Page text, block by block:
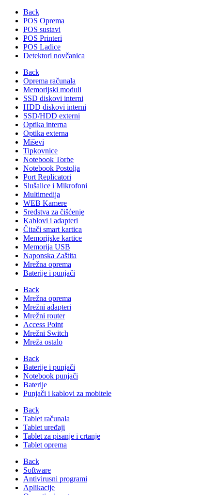
Back
POS Oprema
POS sustavi
POS Printeri
POS Ladice
Detektori novčanica
Back
Oprema računala
Memorijski moduli
SSD diskovi interni
HDD diskovi interni
SSD/HDD externi
Optika interna
Optika externa
Miševi
Tipkovnice
Notebook Torbe
Notebook Postolja
Port Replicatori
Slušalice i Mikrofoni
Multimedija
WEB Kamere
Sredstva za čišćenje
Kablovi i adapteri
Čitači smart kartica
Memorijske kartice
Memorija USB
Naponska Zaštita
Mrežna oprema
Baterije i punjači
Back
Mrežna oprema
Mrežni adapteri
Mrežni router
Access Point
Mrežni Switch
Mreža ostalo
Back
Baterije i punjači
Notebook punjači
Baterije
Punjači i kablovi za mobitele
Back
Tablet računala
Tablet uređaji
Tablet za pisanje i crtanje
Tablet oprema
Back
Software
Antivirusni programi
Aplikacije